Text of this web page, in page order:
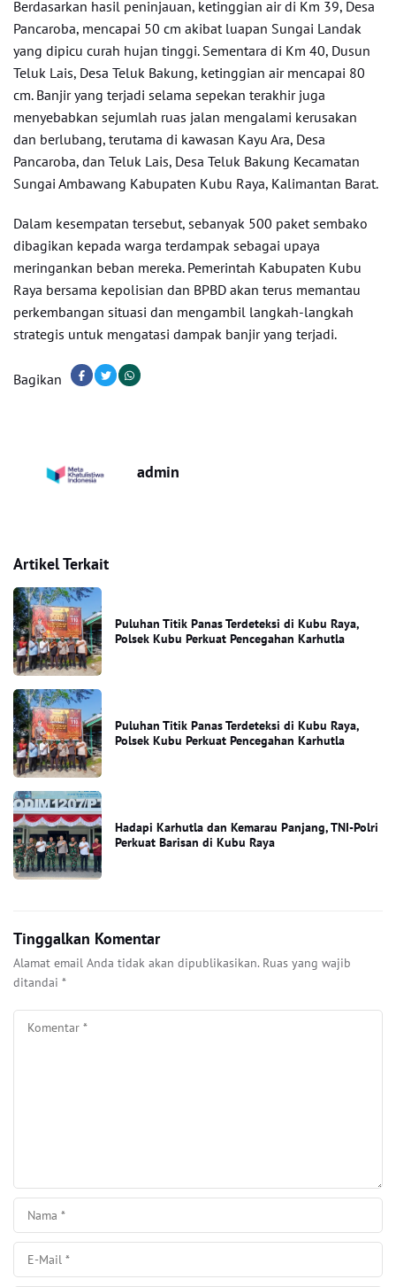
Berdasarkan hasil peninjauan, ketinggian air di Km 39, Desa
Pancaroba, mencapai 50 cm akibat luapan Sungai Landak
yang dipicu curah hujan tinggi. Sementara di Km 40, Dusun
Teluk Lais, Desa Teluk Bakung, ketinggian air mencapai 80
cm. Banjir yang terjadi selama sepekan terakhir juga
menyebabkan sejumlah ruas jalan mengalami kerusakan
dan berlubang, terutama di kawasan Kayu Ara, Desa
Pancaroba, dan Teluk Lais, Desa Teluk Bakung Kecamatan
Sungai Ambawang Kabupaten Kubu Raya, Kalimantan Barat.
Dalam kesempatan tersebut, sebanyak 500 paket sembako
dibagikan kepada warga terdampak sebagai upaya
meringankan beban mereka. Pemerintah Kabupaten Kubu
Raya bersama kepolisian dan BPBD akan terus memantau
perkembangan situasi dan mengambil langkah-langkah
strategis untuk mengatasi dampak banjir yang terjadi.
Bagikan
admin
Artikel Terkait
Puluhan Titik Panas Terdeteksi di Kubu Raya,
Polsek Kubu Perkuat Pencegahan Karhutla
Puluhan Titik Panas Terdeteksi di Kubu Raya,
Polsek Kubu Perkuat Pencegahan Karhutla
Hadapi Karhutla dan Kemarau Panjang, TNI-Polri
Perkuat Barisan di Kubu Raya
Tinggalkan Komentar
Alamat email Anda tidak akan dipublikasikan. Ruas yang wajib
ditandai *